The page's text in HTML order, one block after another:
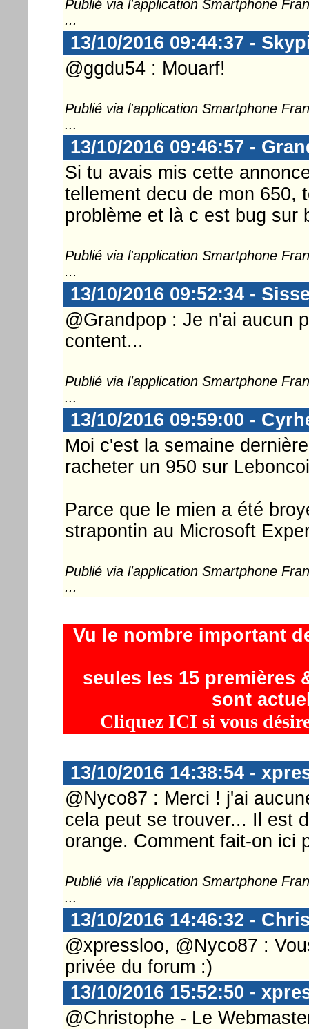
Publié via l'application Smartphone
...
13/10/2016 09:44:37 -
@ggdu54 : Mouarf!
Publié via l'application Smartphone
...
13/10/2016 09:46:57 -
Si tu avais mis cette
tellement decu de mon 650,
problème et là c est bug sur
Publié via l'application Smartphone
...
13/10/2016 09:52:34 -
@Grandpop : Je n'ai aucun
content...
Publié via l'application Smartphone
...
13/10/2016 09:59:00 -
Moi c'est la semaine
racheter un 950 sur
Parce que le mien a été
strapontin au Microsoft
Publié via l'application Smartphone
...
Vu le nombre important
seules les 15 premières
sont
Cliquez ICI si vous
13/10/2016 14:38:54 -
@Nyco87 : Merci ! j'ai
cela peut se trouver... Il est
orange. Comment fait-on ici
Publié via l'application Smartphone
...
13/10/2016 14:46:32 -
@xpressloo, @Nyco87 :
privée du forum :)
13/10/2016 15:52:50 -
@Christophe - Le